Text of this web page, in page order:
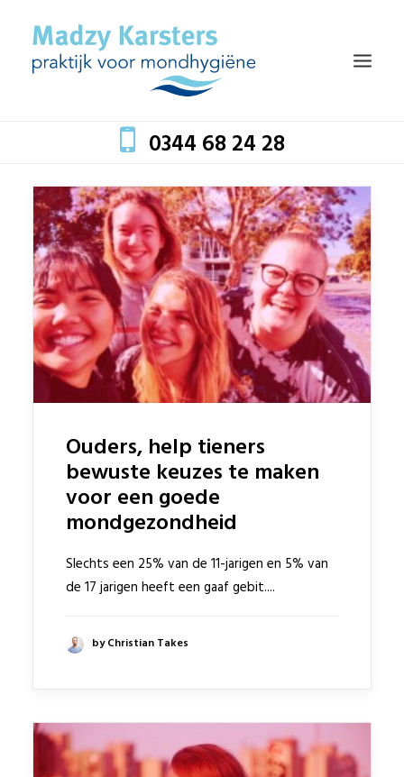
0344 68 24 28
HOME
TEAM
BEHANDELINGEN
MONDZORG EN GEZONDHEID
TARIEVEN
BLOG
© 2017 Beter Gebit
Sitemap|Disclaimer
Privacy Policy
Ouders, help tieners
bewuste keuzes te maken
voor een goede
mondgezondheid
Slechts een 25% van de 11-jarigen en 5% van
de 17 jarigen heeft een gaaf gebit....
by Christian Takes